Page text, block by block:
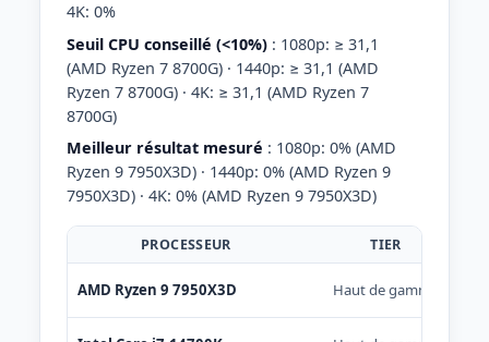
4K: 0%
Seuil CPU conseillé (<10%) : 1080p: ≥ 31,1
(AMD Ryzen 7 8700G) · 1440p: ≥ 31,1 (AMD
Ryzen 7 8700G) · 4K: ≥ 31,1 (AMD Ryzen 7
8700G)
Meilleur résultat mesuré : 1080p: 0% (AMD
Ryzen 9 7950X3D) · 1440p: 0% (AMD Ryzen 9
7950X3D) · 4K: 0% (AMD Ryzen 9 7950X3D)
PROCESSEUR TIER
AMD Ryzen 9 7950X3D Haut de gamme